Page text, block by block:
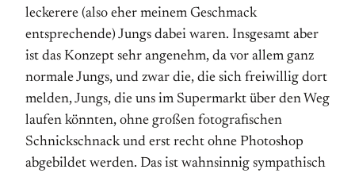
leckerere (also eher meinem Geschmack
entsprechende) Jungs dabei waren. Insgesamt aber
ist das Konzept sehr angenehm, da vor allem ganz
normale Jungs, und zwar die, die sich freiwillig dort
melden, Jungs, die uns im Supermarkt über den Weg
laufen könnten, ohne großen fotografischen
Schnickschnack und erst recht ohne Photoshop
abgebildet werden. Das ist wahnsinnig sympathisch